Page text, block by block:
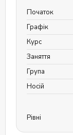
Початок
Графік
Курс
Заняття
Група
Носій
Рівні